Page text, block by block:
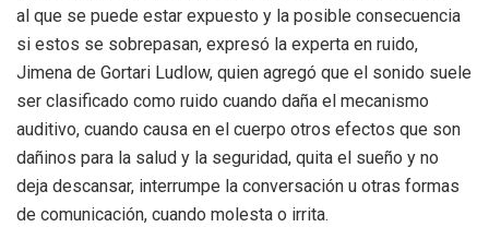
al que se puede estar expuesto y la posible consecuencia
si estos se sobrepasan, expresó la experta en ruido,
Jimena de Gortari Ludlow, quien agregó que el sonido suele
ser clasificado como ruido cuando daña el mecanismo
auditivo, cuando causa en el cuerpo otros efectos que son
dañinos para la salud y la seguridad, quita el sueño y no
deja descansar, interrumpe la conversación u otras formas
de comunicación, cuando molesta o irrita.